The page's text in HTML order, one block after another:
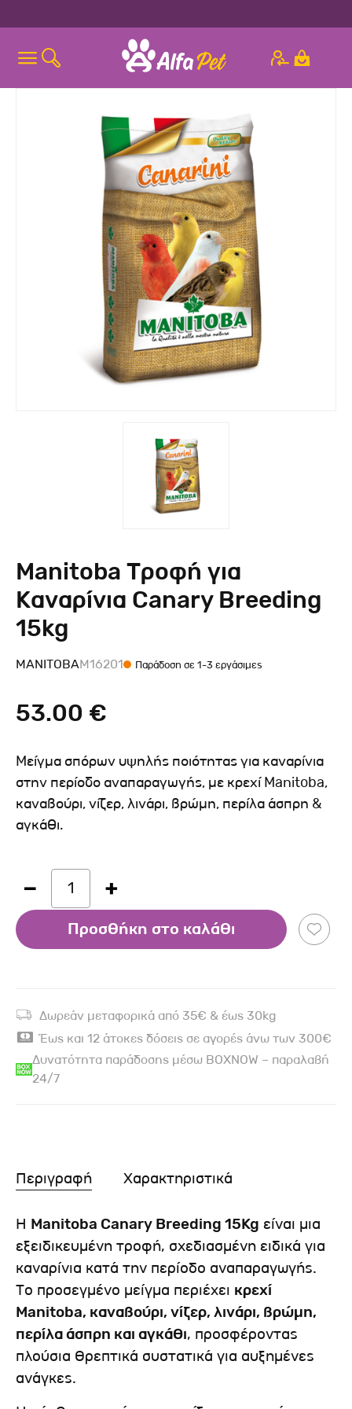
Manitoba Τροφή για
Καναρίνια Canary Breeding
15kg
MANITOBAM16201 Παράδοση σε 1-3 εργάσιμες
53.00 €
Μείγμα σπόρων υψηλής ποιότητας για καναρίνια
στην περίοδο αναπαραγωγής, με κρεχί Manitoba,
καναβούρι, νίζερ, λινάρι, βρώμη, περίλα άσπρη &
αγκάθι.
1
Προσθήκη στο καλάθι
Δωρεάν μεταφορικά από 35€ & έως 30kg
Έως και 12 άτοκες δόσεις σε αγορές άνω των 300€
Δυνατότητα παράδοσης μέσω BOXNOW – παραλαβή
24/7
Περιγραφή Χαρακτηριστικά
Η Manitoba Canary Breeding 15Kg είναι μια
εξειδικευμένη τροφή, σχεδιασμένη ειδικά για
καναρίνια κατά την περίοδο αναπαραγωγής.
Το προσεγμένο μείγμα περιέχει κρεχί
Manitoba, καναβούρι, νίζερ, λινάρι, βρώμη,
περίλα άσπρη και αγκάθι, προσφέροντας
πλούσια θρεπτικά συστατικά για αυξημένες
ανάγκες.